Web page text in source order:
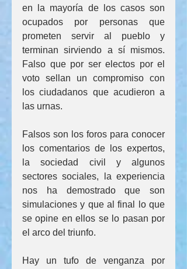
en la mayoría de los casos son
ocupados por personas que
prometen servir al pueblo y
terminan sirviendo a sí mismos.
Falso que por ser electos por el
voto sellan un compromiso con
los ciudadanos que acudieron a
las urnas.
Falsos son los foros para conocer
los comentarios de los expertos,
la sociedad civil y algunos
sectores sociales, la experiencia
nos ha demostrado que son
simulaciones y que al final lo que
se opine en ellos se lo pasan por
el arco del triunfo.
Hay un tufo de venganza por